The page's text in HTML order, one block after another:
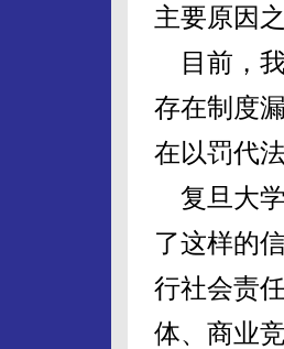
主要原因之
目前，我
存在制度
在以罚代
复旦大学
了这样的
行社会责
体、商业